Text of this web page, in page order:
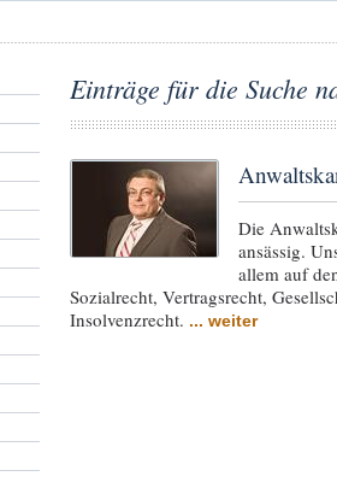
Einträge für die Suche
Die
ansässig.
allem auf
Sozialrecht, Vertragsrecht,
Insolvenzrecht. ... weiter